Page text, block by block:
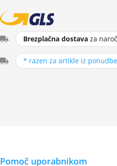
Brezplačna dostavaza
* razen za artikle iz
Pomoč uporabnikom